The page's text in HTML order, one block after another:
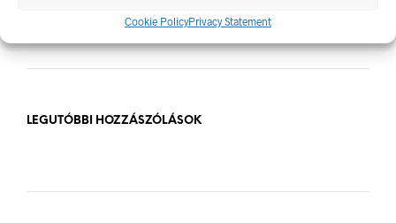
Cookie PolicyPrivacy Statement
Ellenőrzés És Tudatosság Fontossága
LEGUTÓBBI HOZZÁSZÓLÁSOK